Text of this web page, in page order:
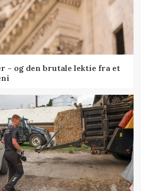
– og den brutale lektie fra et